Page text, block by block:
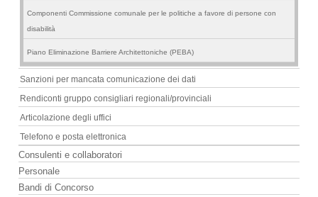
Componenti Commissione comunale per le politiche a favore di persone con
disabilità
Piano Eliminazione Barriere Architettoniche (PEBA)
Sanzioni per mancata comunicazione dei dati
Rendiconti gruppo consigliari regionali/provinciali
Articolazione degli uffici
Telefono e posta elettronica
Consulenti e collaboratori
Personale
Bandi di Concorso